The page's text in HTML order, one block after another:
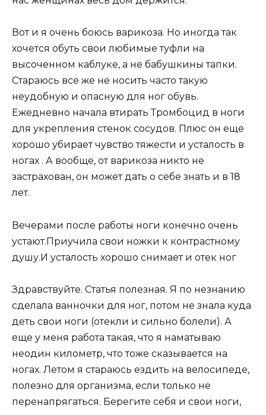
Вот и я очень боюсь варикоза. Но иногда так
хочется обуть свои любимые туфли на
высоченном каблуке, а не бабушкины тапки.
Стараюсь все же не носить часто такую
неудобную и опасную для ног обувь.
Ежедневно начала втирать Тромбоцид в ноги
для укрепления стенок сосудов. Плюс он еще
хорошо убирает чувство тяжести и усталость в
ногах . А вообще, от варикоза никто не
застрахован, он может дать о себе знать и в 18
лет.
Вечерами после работы ноги конечно очень
устают.Приучила свои ножки к контрастному
душу.И усталость хорошо снимает и отек ног
Здравствуйте. Статья полезная. Я по незнанию
сделала ванночки для ног, потом не знала куда
деть свои ноги (отекли и сильно болели). А
еще у меня работа такая, что я наматываю
неодин километр, что тоже сказывается на
ногах. Летом я стараюсь ездить на велосипеде,
полезно для организма, если только не
перенапрягаться. Берегите себя и свои ноги,